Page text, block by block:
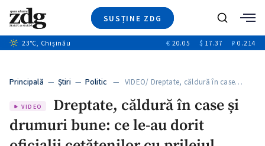
SUSȚINE ZDG
Ştiri
+13
Video
Special
Blog
Caută
23°C, Chișinău € 20.05 $ 17.37 ₽ 0.214
Principală — Ştiri — Politic — VIDEO/ Dreptate, căldură în case…
VIDEO
Dreptate, căldură în case și
drumuri bune: ce le-au dorit